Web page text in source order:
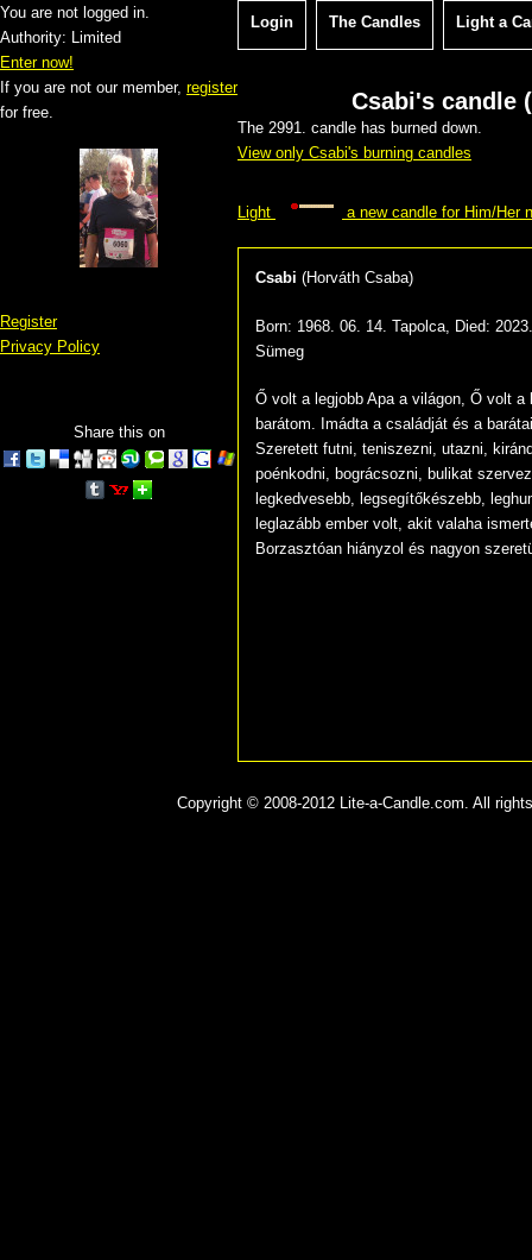
You are not logged in.
Authority: Limited
Enter now!
If you are not our member, register
for free.
Register
Privacy Policy
Share this on
Login The Candles Light a
Csabi's candle
The 2991. candle has burned down.
View only Csabi's burning candles
Light a new candle for Him/Her
Csabi (Horváth Csaba)
Born: 1968. 06. 14. Tapolca , Died:
Sümeg
Ő volt a legjobb Apa a világon, Ő volt a
barátom. Imádta a családját és a
Szeretett futni, teniszezni, utazni,
poénkodni, bográcsozni, bulikat
legkedvesebb, legsegítőkészebb,
leglazább ember volt, akit valaha
Borzasztóan hiányzol és nagyon
Copyright © 2008-2012 Lite-a-Candle.com. All